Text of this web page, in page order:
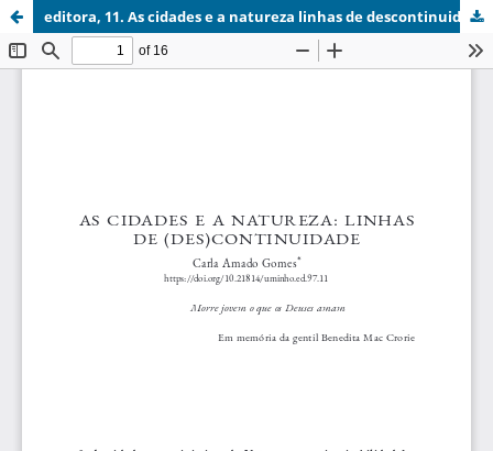
editora, 11. As cidades e a natureza linhas de descontinuidade.pdf